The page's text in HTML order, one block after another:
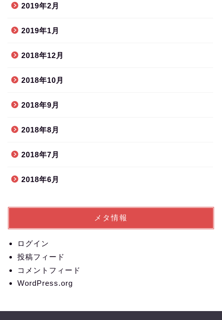
2019年2月
2019年1月
2018年12月
2018年10月
2018年9月
2018年8月
2018年7月
2018年6月
メタ情報
ログイン
投稿フィード
コメントフィード
WordPress.org